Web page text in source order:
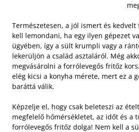
Természetesen, a jól ismert és kedvelt
kell lemondani, ha egy ilyen gépezet
ügyében, így a sült krumpli vagy a
lekerüljön a család asztaláról. Még
megvásárolni a forrólevegős fritőz
elég kicsi a konyha mérete, mert ez a
baráttá válik.
Képzelje el, hogy csak beleteszi az
megfelelő hőmérsékletet, az időt és a
forrólevegős fritőz dolga! Nem kell a